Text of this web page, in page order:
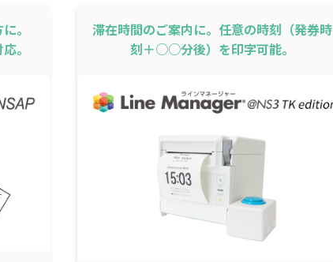
。
。
滞在時間のご案内に。任意の時刻（発券時
刻＋○○分後）を印字可能。